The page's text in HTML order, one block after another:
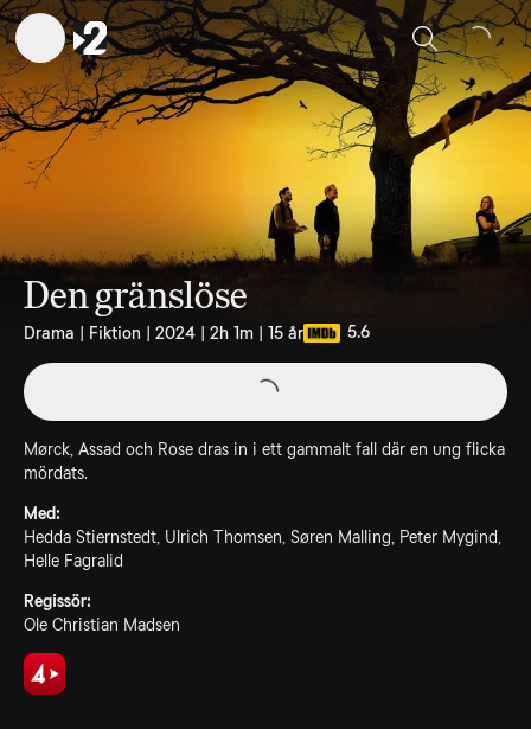
Sök
Den gränslöse
Drama | Fiktion | 2024 | 2h 1m | 15 år 5.6
Mørck, Assad och Rose dras in i ett gammalt fall där en ung flicka
mördats.
Med:
Hedda Stiernstedt, Ulrich Thomsen, Søren Malling, Peter Mygind,
Helle Fagralid
Regissör:
Ole Christian Madsen